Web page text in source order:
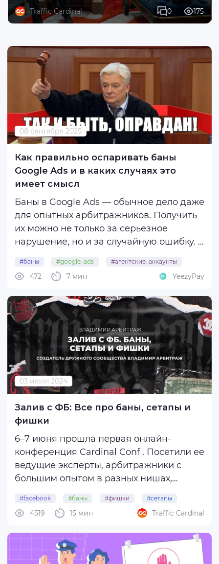
Traffic Cardinal 0 175
08 сентября 2025
Как правильно оспаривать баны
Google Ads и в каких случаях это
имеет смысл
Баны в Google Ads — обычное дело даже
для опытных арбитражников. Получить
их можно не только за серьезное
нарушение, но и за случайную ошибку. В
аккаунтов YeezyPay расскажет, как
правильно оспаривать блокировки, в
каких ситуациях это имеет смысл, а
когда ...
#баны #google_ads #агентские_аккаунты
7 мин
472 YeezyPay
03 июля 2024
Залив с ФБ: Все про баны, сетапы и
фишки
6–7 июня прошла первая онлайн-
конференция Cardinal Conf . Посетили ее
ведущие эксперты, арбитражники с
большим опытом в разных нишах,
медиабаинговых команд.
Среди спикеров второго дня был и
Владимир Арбитраж , создатель
одноименного сообщества и автор ...
#facebook #баны #фишки #сетапы
#владимир_арбитраж
15 мин
4519 Traffic Cardinal